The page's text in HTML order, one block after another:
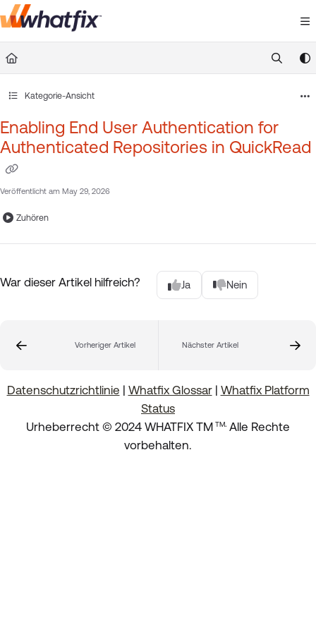
Documentation Index
Fetch the complete documentation index at:
https://
Kategorie-Ansicht
Enabling End User Authentication for
Authenticated Repositories in QuickRead
Veröffentlicht am May 29, 2026
Zuhören
War dieser Artikel hilfreich? Ja Nein
Vorheriger Artikel Nächster Artikel
Datenschutzrichtlinie | Whatfix Glossar| Whatfix Platform
Status
Urheberrecht © 2024 WHATFIX TM TM. Alle Rechte
vorbehalten.